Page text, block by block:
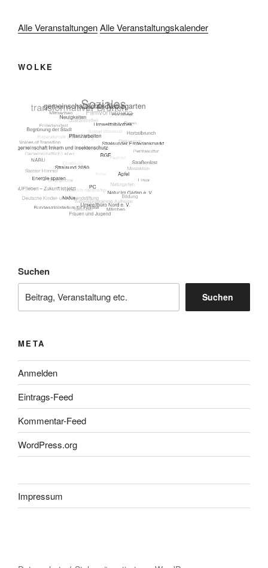
Alle VeranstaltungenAlle Veranstaltungskalender
WOLKE
Suchen
Suchen
META
Anmelden
Eintrags-Feed
Kommentar-Feed
WordPress.org
Impressum